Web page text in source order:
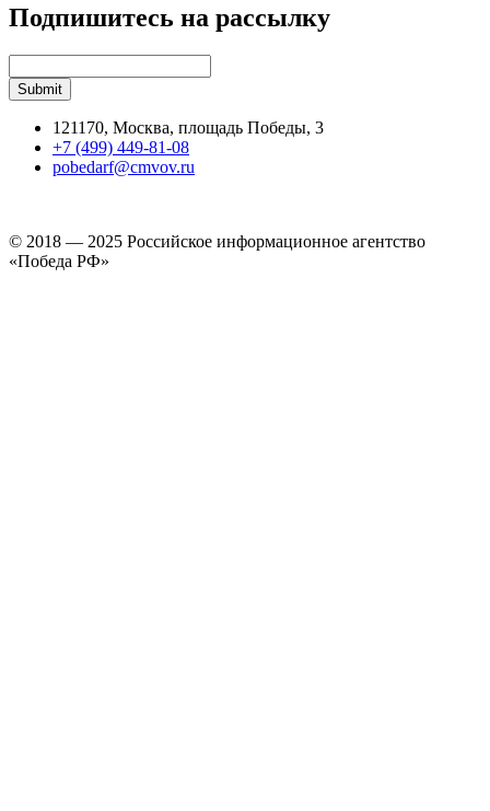
Подпишитесь на рассылку
121170, Москва, площадь Победы, 3
+7 (499) 449-81-08
pobedarf@cmvov.ru
© 2018 — 2025 Российское информационное агентство
«Победа РФ»